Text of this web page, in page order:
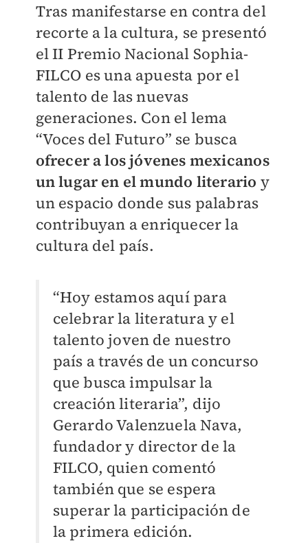
Tras manifestarse en contra del
recorte a la cultura, se presentó
el II Premio Nacional Sophia-
FILCO es una apuesta por el
talento de las nuevas
generaciones. Con el lema
“Voces del Futuro” se busca
ofrecer a los jóvenes mexicanos
un lugar en el mundo literario y
un espacio donde sus palabras
contribuyan a enriquecer la
cultura del país.
“Hoy estamos aquí para
celebrar la literatura y el
talento joven de nuestro
país a través de un concurso
que busca impulsar la
creación literaria”, dijo
Gerardo Valenzuela Nava,
fundador y director de la
FILCO, quien comentó
también que se espera
superar la participación de
la primera edición.